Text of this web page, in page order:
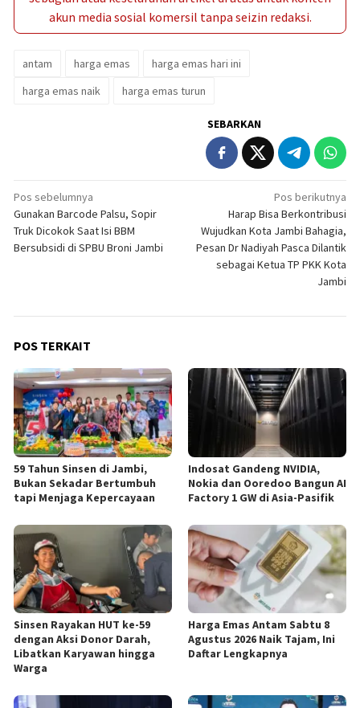
akun media sosial komersil tanpa seizin redaksi.
antam harga emas
harga emas hari ini
harga emas naik
harga emas turun
SEBARKAN
Navigasi
pos
Pos sebelumnya
Gunakan Barcode Palsu, Sopir
Truk Dicokok Saat Isi BBM
Bersubsidi di SPBU Broni Jambi
Pos berikutnya
Harap Bisa Berkontribusi
Wujudkan Kota Jambi Bahagia,
Pesan Dr Nadiyah Pasca Dilantik
sebagai Ketua TP PKK Kota
Jambi
POS TERKAIT
59 Tahun Sinsen di Jambi,
Bukan Sekadar Bertumbuh
tapi Menjaga Kepercayaan
Indosat Gandeng NVIDIA,
Nokia dan Ooredoo Bangun AI
Factory 1 GW di Asia-Pasifik
Sinsen Rayakan HUT ke-59
dengan Aksi Donor Darah,
Libatkan Karyawan hingga
Warga
Harga Emas Antam Sabtu 8
Agustus 2026 Naik Tajam, Ini
Daftar Lengkapnya